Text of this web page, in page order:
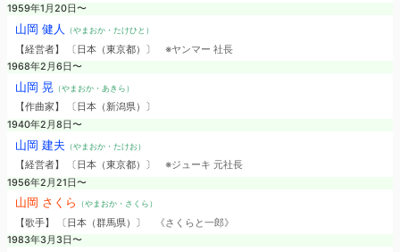
1959年1月20日〜
山岡 健人 （やまおか・たけひと）
【経営者】 〔日本（東京都）〕 ※ヤンマー 社長
1968年2月6日〜
山岡 晃 （やまおか・あきら）
【作曲家】 〔日本（新潟県）〕
1940年2月8日〜
山岡 建夫 （やまおか・たけお）
【経営者】 〔日本（東京都）〕 ※ジューキ 元社長
1956年2月21日〜
山岡 さくら （やまおか・さくら）
【歌手】 〔日本（群馬県）〕
《さくらと一郎》
1983年3月3日〜